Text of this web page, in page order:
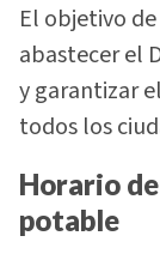
El objetivo
abastecer el
y garantizar
todos los
Horario
potable